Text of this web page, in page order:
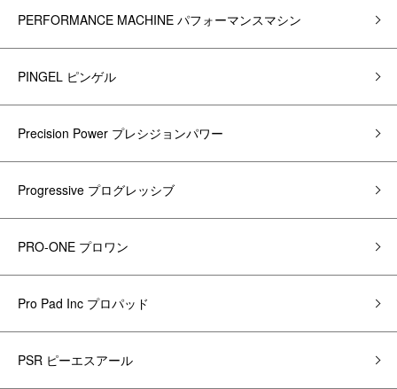
PERFORMANCE MACHINE パフォーマンスマシン
PINGEL ピンゲル
Precision Power プレシジョンパワー
Progressive プログレッシブ
PRO-ONE プロワン
Pro Pad Inc プロパッド
PSR ピーエスアール